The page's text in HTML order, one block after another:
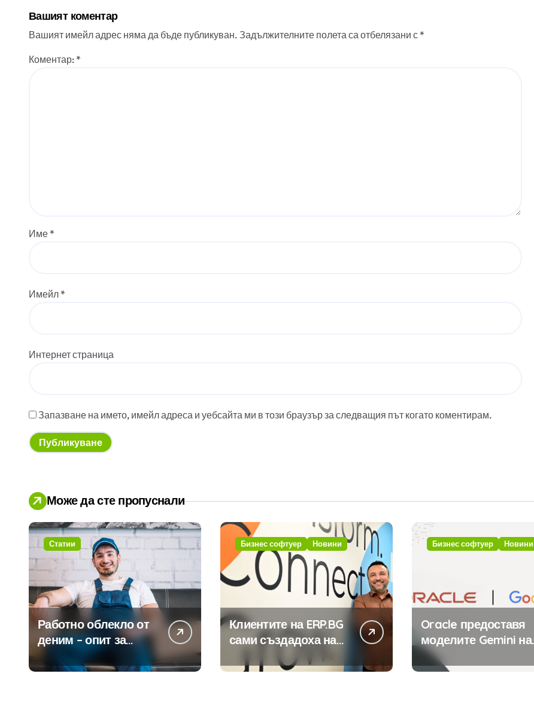
изкуствен интелект
Вашият коментар
Вашият имейл адрес няма да бъде публикуван. Задължителните полета са отбелязани с *
Коментар: *
Име *
Имейл *
Интернет страница
Запазване на името, имейл адреса и уебсайта ми в този браузър за следващия път когато коментирам.
Може да сте пропуснали
Статии
Работно облекло от
деним – опит за
модернизиране на
традицията
Бизнес софтуер Новини
Клиентите на ERP.BG
сами създадоха над
ERP системата с
Бизнес софтуер Новини
Oracle предоставя
моделите Gemini на
Google на хиляди
клиенти на бизнес